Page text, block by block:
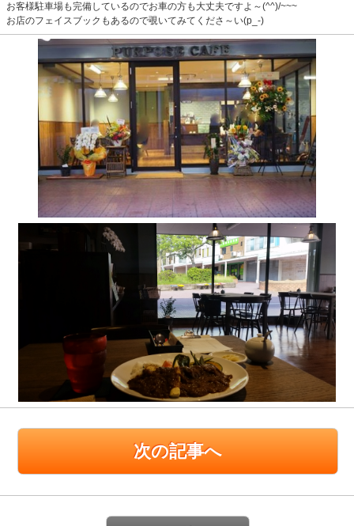
お客様駐車場も完備しているのでお車の方も大丈夫ですよ～(^^)/~~~
お店のフェイスブックもあるので覗いてみてくださ～い(p_-)
次の記事へ